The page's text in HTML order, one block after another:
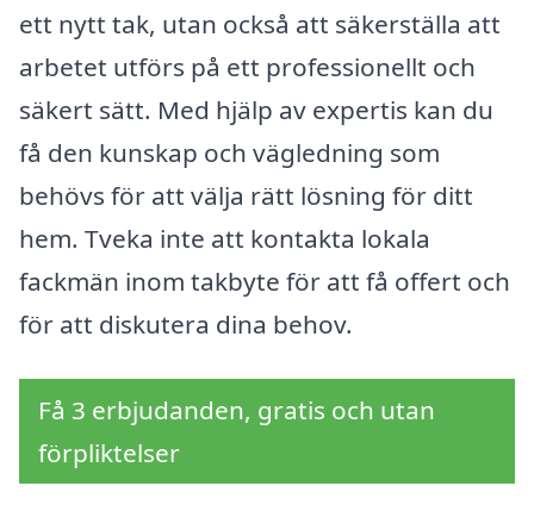
ett nytt tak, utan också att säkerställa att
arbetet utförs på ett professionellt och
säkert sätt. Med hjälp av expertis kan du
få den kunskap och vägledning som
behövs för att välja rätt lösning för ditt
hem. Tveka inte att kontakta lokala
fackmän inom takbyte för att få offert och
för att diskutera dina behov.
Få 3 erbjudanden, gratis och utan
förpliktelser